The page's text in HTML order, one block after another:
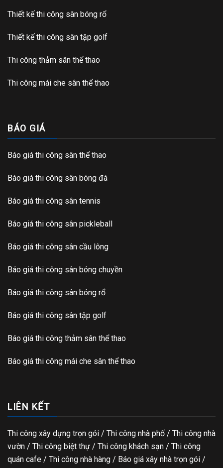
Thiết kế thi công sân bóng rổ
Thiết kế thi công sân tập golf
Thi công thảm sân thể thao
Thi công mái che sân thể thao
BÁO GIÁ
Báo giá thi công sân thể thao
Báo giá thi công sân bóng đá
Báo giá thi công sân tennis
Báo giá thi công sân pickleball
Báo giá thi công sân cầu lông
Báo giá thi công sân bóng chuyền
Báo giá thi công sân bóng rổ
Báo giá thi công sân tập golf
Báo giá thi công thảm sân thể thao
Báo giá thi công mái che sân thể thao
LIÊN KẾT
Thi công xây dựng trọn gói / Thi công nhà phố / Thi công nhà
vườn / Thi công biệt thự / Thi công khách sạn / Thi công
quán cafe / Thi công nhà hàng / Báo giá xây nhà trọn gói /